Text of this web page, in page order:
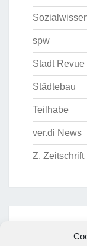
spw
Stadt Revue
Städtebau
Teilhabe
ver.di News
Z. Zeitschrift